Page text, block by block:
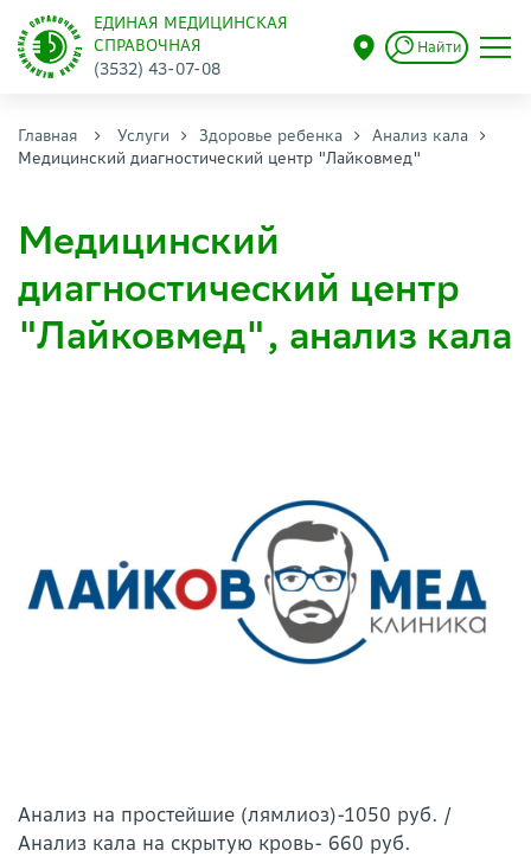
ЕДИНАЯ МЕДИЦИНСКАЯ
СПРАВОЧНАЯ
(3532) 43-07-08
Найти
Главная Услуги Здоровье ребенка
Анализ кала
Медицинский диагностический центр "Лайковмед"
Медицинский
диагностический центр
"Лайковмед", анализ кала
Анализ на простейшие (лямлиоз)-1050 руб. /
Анализ кала на скрытую кровь- 660 руб.